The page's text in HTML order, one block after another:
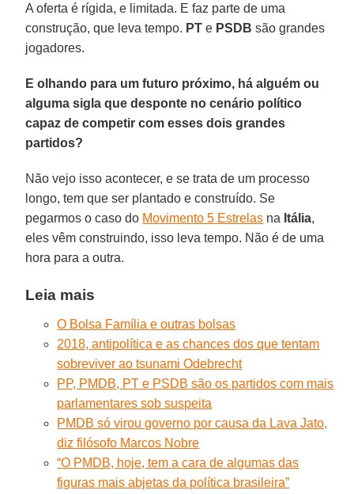
A oferta é rígida, e limitada. E faz parte de uma
construção, que leva tempo. PT e PSDB são grandes
jogadores.
E olhando para um futuro próximo, há alguém ou
alguma sigla que desponte no cenário político
capaz de competir com esses dois grandes
partidos?
Não vejo isso acontecer, e se trata de um processo
longo, tem que ser plantado e construído. Se
pegarmos o caso do Movimento 5 Estrelas na Itália,
eles vêm construindo, isso leva tempo. Não é de uma
hora para a outra.
Leia mais
O Bolsa Família e outras bolsas
2018, antipolítica e as chances dos que tentam
sobreviver ao tsunami Odebrecht
PP, PMDB, PT e PSDB são os partidos com mais
parlamentares sob suspeita
PMDB só virou governo por causa da Lava Jato,
diz filósofo Marcos Nobre
“O PMDB, hoje, tem a cara de algumas das
figuras mais abjetas da política brasileira”